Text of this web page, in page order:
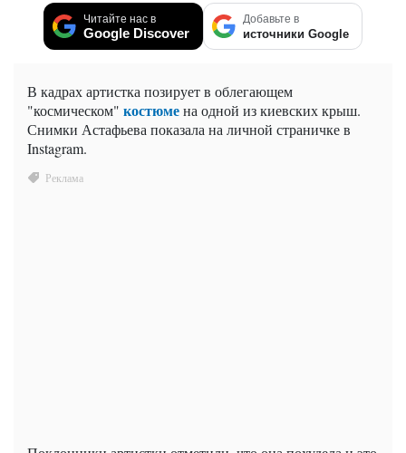
Читайте нас в
Google Discover
Добавьте в
источники Google
В кадрах артистка позирует в облегающем
"космическом" костюмена одной из киевских крыш.
Снимки Астафьева показала на личной страничке в
Instagram.